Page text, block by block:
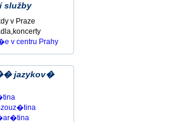
služby
v Praze
v centru Prahy
jazykov�